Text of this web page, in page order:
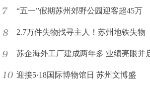
“五一”假期苏州郊野公园迎客超45万
2.7万件失物找寻主人！苏州地铁失物
苏企海外工厂建成两年多 业绩亮眼并
迎接5·18国际博物馆日 苏州文博盛